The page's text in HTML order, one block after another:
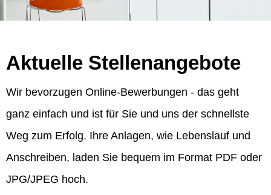
Aktuelle Stellenangebote
Wir bevorzugen Online-Bewerbungen - das geht
ganz einfach und ist für Sie und uns der schnellste
Weg zum Erfolg. Ihre Anlagen, wie Lebenslauf und
Anschreiben, laden Sie bequem im Format PDF oder
JPG/JPEG hoch.